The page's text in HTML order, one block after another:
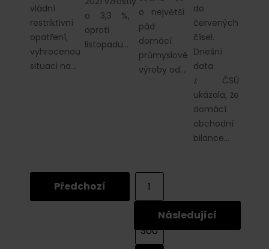
vládní
restriktivní
opatření,
vyhrocenou
situaci na…
o 3,3 %,
oproti
listopadu…
o největší
pád
domácí
průmyslové
výroby od…
do
červených
čísel.
Dnešní
data
z ČSÚ
ukázala, že
domácí
obchodní
bilance…
Předchozí
1
300
Následující